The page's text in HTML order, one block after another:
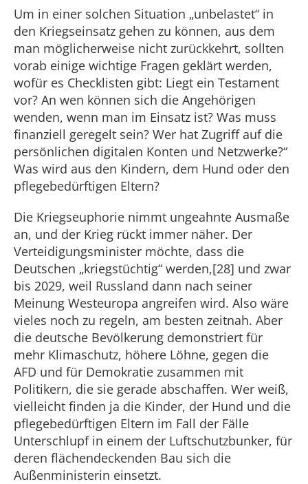
Um in einer solchen Situation „unbelastet“ in
den Kriegseinsatz gehen zu können, aus dem
man möglicherweise nicht zurückkehrt, sollten
vorab einige wichtige Fragen geklärt werden,
wofür es Checklisten gibt: Liegt ein Testament
vor? An wen können sich die Angehörigen
wenden, wenn man im Einsatz ist? Was muss
finanziell geregelt sein? Wer hat Zugriff auf die
persönlichen digitalen Konten und Netzwerke?“
Was wird aus den Kindern, dem Hund oder den
pflegebedürftigen Eltern?
Die Kriegseuphorie nimmt ungeahnte Ausmaße
an, und der Krieg rückt immer näher. Der
Verteidigungsminister möchte, dass die
Deutschen „kriegstüchtig“ werden,[28] und zwar
bis 2029, weil Russland dann nach seiner
Meinung Westeuropa angreifen wird. Also wäre
vieles noch zu regeln, am besten zeitnah. Aber
die deutsche Bevölkerung demonstriert für
mehr Klimaschutz, höhere Löhne, gegen die
AFD und für Demokratie zusammen mit
Politikern, die sie gerade abschaffen. Wer weiß,
vielleicht finden ja die Kinder, der Hund und die
pflegebedürftigen Eltern im Fall der Fälle
Unterschlupf in einem der Luftschutzbunker, für
deren flächendeckenden Bau sich die
Außenministerin einsetzt.